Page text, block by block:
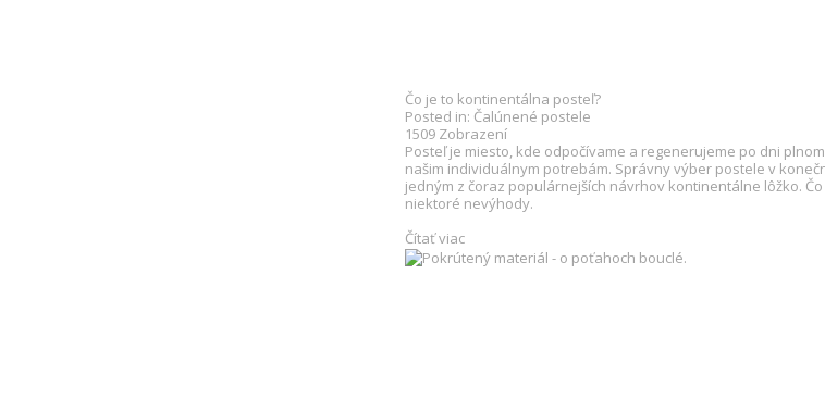
Čo je to kontinentálna posteľ?
Posted in: Čalúnené postele
1509 Zobrazení
Posteľ je miesto, kde odpočívame a regenerujeme po dni
našim individuálnym potrebám. Správny výber postele v
jedným z čoraz populárnejších návrhov kontinentálne lôžko.
niektoré nevýhody.
Čítať viac